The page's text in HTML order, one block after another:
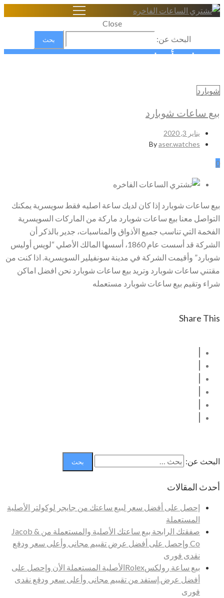
Close
البحث عن:
شوبارد أصلية
Home
شراء الساعات السويسرية الاصلية
شوبارد أصلية
شوبارد
بيع ساعات شوبارد
يناير 3, 2020
Byaser.watches
0
بيع ساعات شوبارد إذا كان لديك ساعة اصليه فقط سويسرية يمكنك
التواصل معنا بيع ساعات شوبارد ماركة من الماركات السويسرية
الفخمة التي تناسب جميع الأذواق والمناسبات، جدير بالذكر أن
الشركة قد أسست عام 1860، أسسها المالك الأصلي “لويس أوليس
شوبارد” وأقيمت الشركة في مدينة سونفيلير السويسرية. اذا كنت من
مقتني ساعات شوبارد وتريد بيع ساعات شوبارد نحن افضل اماكن
شراء وتقيم بيع ساعات شوبارد مستعمله
Share This
البحث عن:
أحدث المقالات
إحصل على أفضل سعر لبيع ساعتك من جايجر لوكولتر الأصلية
المستعملة
صفقتك الرابحة بيع ساعتك الأصلية والمستعملة من Jacob &
Co وإحصل على أفضل عرض تقييم مجانى وأعلى سعر ودفع
نقدى فورى
بيع ساعة رولكسRolexالأصلية المستعملة الأن وإحصل على
أفضل عرض.إستفد من تقييم مجانى وأعلى سعر ودفع نقدى
فورى